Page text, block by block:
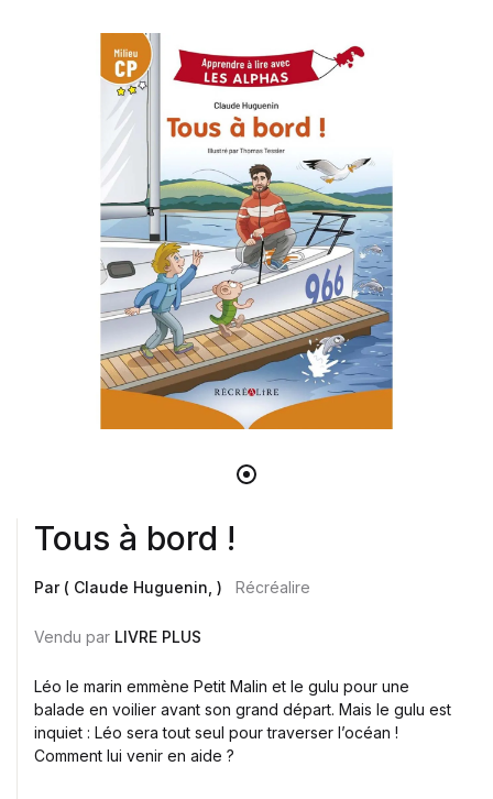
Tous à bord !
Par ( Claude Huguenin, ) Récréalire
Vendu par LIVRE PLUS
Léo le marin emmène Petit Malin et le gulu pour une
balade en voilier avant son grand départ. Mais le gulu est
inquiet : Léo sera tout seul pour traverser l’océan !
Comment lui venir en aide ?